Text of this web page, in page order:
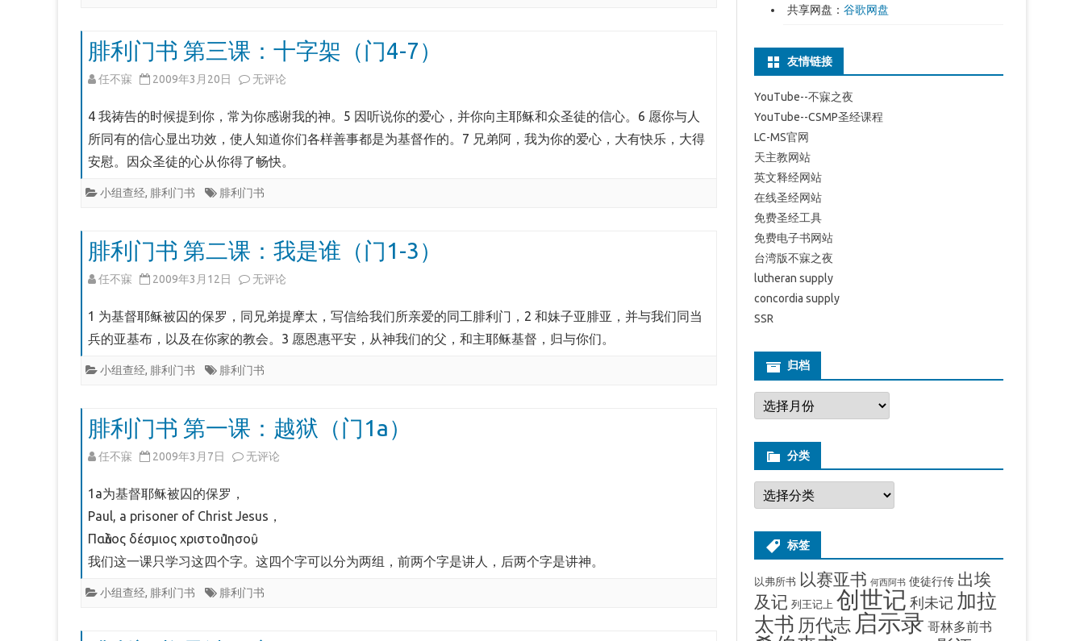
课：
主
在
（门
8-
腓利门书 第三课：十字架（门4-7）
任不寐 2009年3月20日 腓
门
书
第
课：
十
架
无评论
4 我祷告的时候提到你，常为你感谢我的神。5 因听说你的爱心，并你向主耶稣和众圣徒的信心。6 愿你与人
所同有的信心显出功效，使人知道你们各样善事都是为基督作的。7 兄弟阿，我为你的爱心，大有快乐，大得
安慰。因众圣徒的心从你得了畅快。
小组查经, 腓利门书 腓利门书
腓利门书 第二课：我是谁（门1-3）
任不寐 2009年3月12日 腓
门
书
谁
（门
1-
无评论
1 为基督耶稣被囚的保罗，同兄弟提摩太，写信给我们所亲爱的同工腓利门，2 和妹子亚腓亚，并与我们同当
兵的亚基布，以及在你家的教会。3 愿恩惠平安，从神我们的父，和主耶稣基督，归与你们。
小组查经, 腓利门书 腓利门书
腓利门书 第一课：越狱（门1a）
任不寐 2009年3月7日 腓
门
书
第
一
无评论
1a为基督耶稣被囚的保罗，
Paul, a prisoner of Christ Jesus，
Παῦλος δέσμιος χριστοῦ Ἰησοῦ。
我们这一课只学习这四个字。这四个字可以分为两组，前两个字是讲人，后两个字是讲神。
小组查经, 腓利门书 腓利门书
共享网盘：谷歌网盘
友情链接
YouTube--不寐之夜
YouTube--CSMP圣经课程
LC-MS官网
天主教网站
英文释经网站
在线圣经网站
免费圣经工具
免费电子书网站
台湾版不寐之夜
lutheran supply
concordia supply
SSR
归档
归
档
分类
分
类
标签
以弗所书 以赛亚书 何西阿书 使徒行传 出埃
及记 列王记上 创世记 利未记 加拉
太书 历代志 启示录 哥林多前书